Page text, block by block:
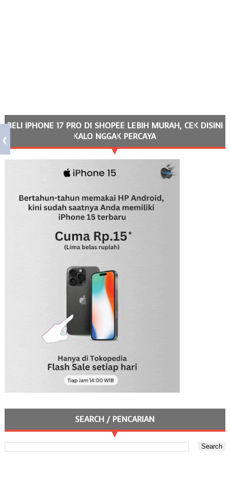
BELI IPHONE 17 PRO DI SHOPEE LEBIH MURAH, CEK DISINI
KALO NGGAK PERCAYA
SEARCH / PENCARIAN